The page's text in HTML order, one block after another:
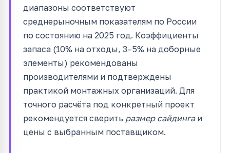
диапазоны соответствуют
среднерыночным показателям по России
по состоянию на 2025 год. Коэффициенты
запаса (10% на отходы, 3–5% на доборные
элементы) рекомендованы
производителями и подтверждены
практикой монтажных организаций. Для
точного расчёта под конкретный проект
рекомендуется сверить размер сайдингаи
цены с выбранным поставщиком.